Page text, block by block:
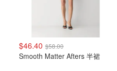
$46.40 $58.00
Smooth Matter Afters 半裙